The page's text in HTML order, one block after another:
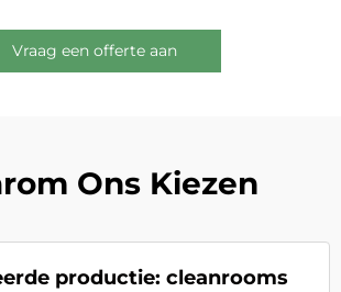
Vraag een offerte aan
Ons Kiezen
productie: cleanrooms